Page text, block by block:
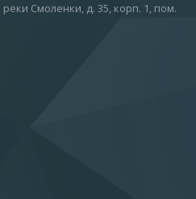
Смоленки, д. 35, корп. 1, пом.